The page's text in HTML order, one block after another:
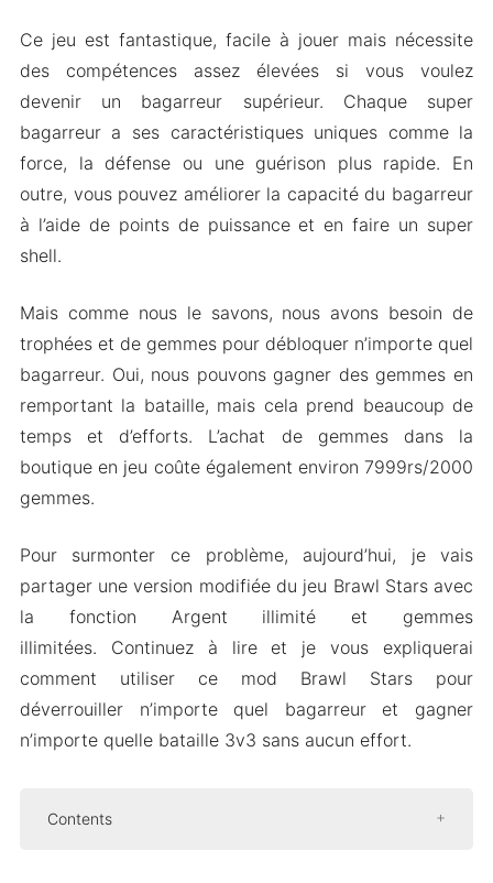
Ce jeu est fantastique, facile à jouer mais nécessite
des compétences assez élevées si vous voulez
devenir un bagarreur supérieur. Chaque super
bagarreur a ses caractéristiques uniques comme la
force, la défense ou une guérison plus rapide. En
outre, vous pouvez améliorer la capacité du bagarreur
à l’aide de points de puissance et en faire un super
shell.
Mais comme nous le savons, nous avons besoin de
trophées et de gemmes pour débloquer n’importe quel
bagarreur. Oui, nous pouvons gagner des gemmes en
remportant la bataille, mais cela prend beaucoup de
temps et d’efforts. L’achat de gemmes dans la
boutique en jeu coûte également environ 7999rs/2000
gemmes.
Pour surmonter ce problème, aujourd’hui, je vais
partager une version modifiée du jeu Brawl Stars avec
la fonction Argent illimité et gemmes
illimitées. Continuez à lire et je vous expliquerai
comment utiliser ce mod Brawl Stars pour
déverrouiller n’importe quel bagarreur et gagner
n’importe quelle bataille 3v3 sans aucun effort.
Contents